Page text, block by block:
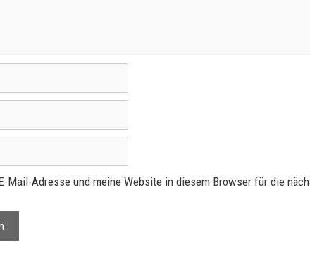
Mail-Adresse und meine Website in diesem Browser für die